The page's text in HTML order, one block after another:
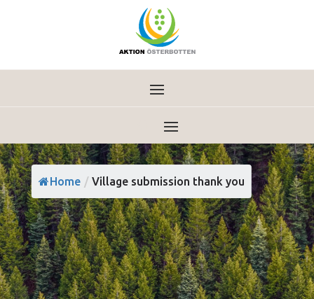
Home / Village submission thank you